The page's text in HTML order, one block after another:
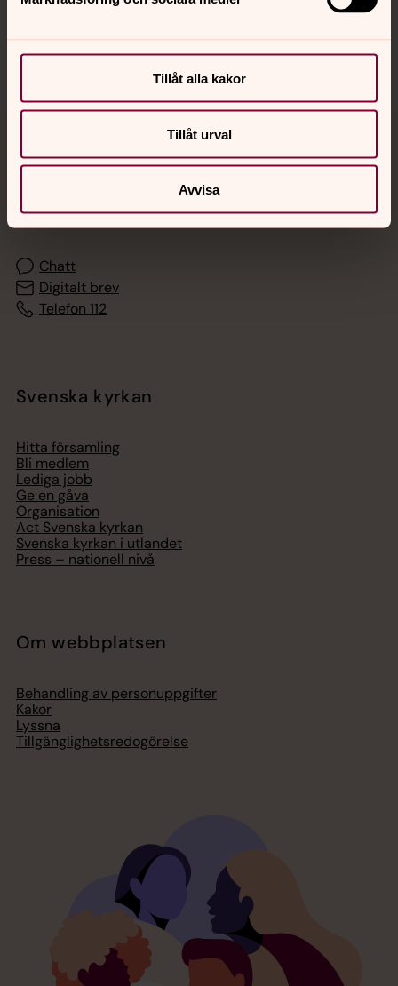
Tillåt alla kakor
Tillåt urval
Avvisa
Jourhavande präst
Akut samtals- och krisstöd. Prata eller chatta anonymt
med en präst på kvällar och nätter.
Chatt
Digitalt brev
Telefon 112
Svenska kyrkan
Hitta församling
Bli medlem
Lediga jobb
Ge en gåva
Organisation
Act Svenska kyrkan
Svenska kyrkan i utlandet
Press – nationell nivå
Om webbplatsen
Behandling av personuppgifter
Kakor
Lyssna
Tillgänglighetsredogörelse